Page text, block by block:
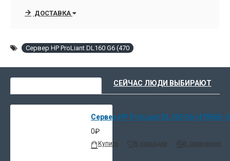
ДОСТАВКА
Сервер HP ProLiant DL160 G6 (470
СЕЙЧАС ЛЮДИ ВЫБИРАЮТ
Сервер HP ProLiant DL160 G6 (470065-
0₽
Купить В закладки В сравнение